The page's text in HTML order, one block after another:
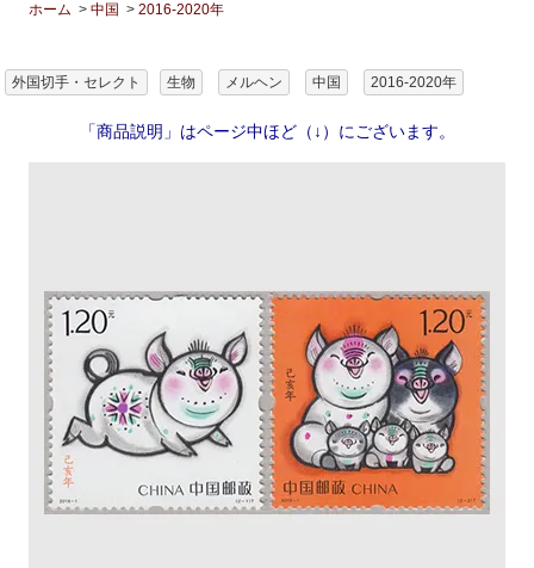
ホーム >中国 >2016-2020年
外国切手・セレクト 生物 メルヘン 中国 2016-2020年
「商品説明」はページ中ほど（↓）にございます。